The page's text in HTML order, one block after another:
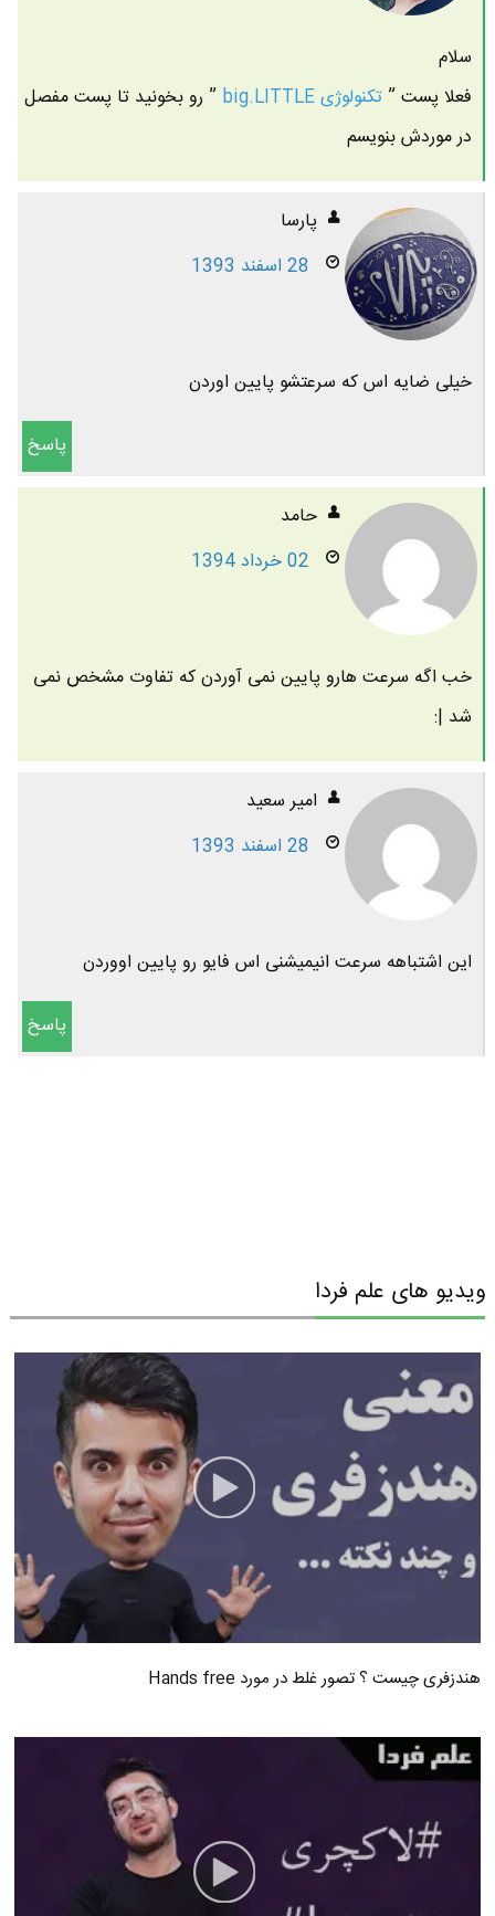
سلام
فعلا پست ” تکنولوژی big.LITTLE
” رو بخونید تا پست مفصل
در موردش بنویسم
پارسا
28 اسفند 1393
خیلی ضایه اس که سرعتشو پایین اوردن
پاسخ
حامد
02 خرداد 1394
خب اگه سرعت هارو پایین نمی آوردن که تفاوت مشخص نمی
شد |:
امیر سعید
28 اسفند 1393
این اشتباهه سرعت انیمیشنی اس فایو رو پایین اووردن
پاسخ
ویدیو های علم فردا
هندزفری چیست ؟ تصور غلط در مورد Hands free